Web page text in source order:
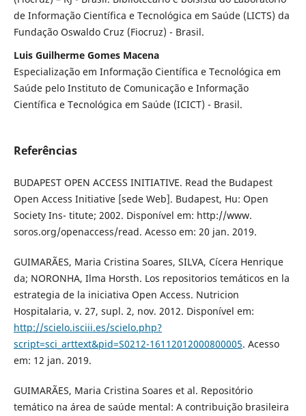
de Informação Científica e Tecnológica em Saúde (LICTS) da
Fundação Oswaldo Cruz (Fiocruz) - Brasil.
Luis Guilherme Gomes Macena
Especialização em Informação Científica e Tecnológica em
Saúde pelo Instituto de Comunicação e Informação
Científica e Tecnológica em Saúde (ICICT) - Brasil.
Referências
BUDAPEST OPEN ACCESS INITIATIVE. Read the Budapest
Open Access Initiative [sede Web]. Budapest, Hu: Open
Society Ins- titute; 2002. Disponível em: http://www.
soros.org/openaccess/read. Acesso em: 20 jan. 2019.
GUIMARÃES, Maria Cristina Soares, SILVA, Cícera Henrique
da; NORONHA, Ilma Horsth. Los repositorios temáticos en la
estrategia de la iniciativa Open Access. Nutricion
Hospitalaria, v. 27, supl. 2, nov. 2012. Disponível em:
http://scielo.isciii.es/scielo.php?
script=sci_arttext&pid=S0212-16112012000800005. Acesso
em: 12 jan. 2019.
GUIMARÃES, Maria Cristina Soares et al. Repositório
temático na área de saúde mental: A contribuição brasileira